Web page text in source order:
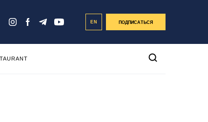
EN ПОДПИСАТЬСЯ